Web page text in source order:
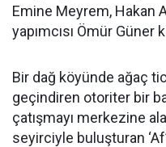
Emine Meyrem, Hakan
yapımcısı Ömür Güner
Bir dağ köyünde ağaç
geçindiren otoriter bir
çatışmayı merkezine
seyirciyle buluşturan